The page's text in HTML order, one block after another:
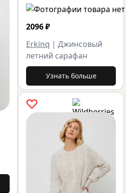
2096₽
Erkinq | Джинсовый
летний сарафан
Узнать больше